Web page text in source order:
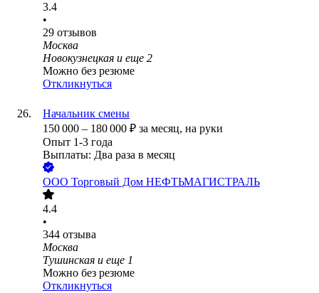
3.4
•
29 отзывов
Москва
Новокузнецкая и еще 2
Можно без резюме
Откликнуться
Начальник смены
150 000 – 180 000 ₽ за месяц, на руки
Опыт 1-3 года
Выплаты: Два раза в месяц
ООО Торговый Дом НЕФТЬМАГИСТРАЛЬ
4.4
•
344 отзыва
Москва
Тушинская и еще 1
Можно без резюме
Откликнуться